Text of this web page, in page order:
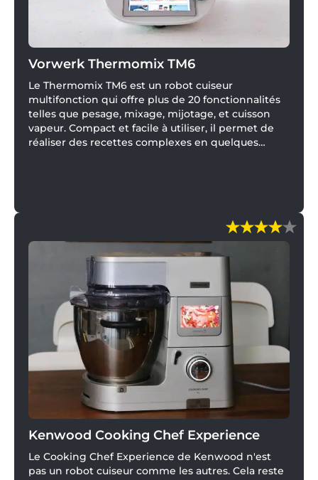
Vorwerk Thermomix TM6
Le Thermomix TM6 est un robot cuiseur
multifonction qui offre plus de 20 fonctionnalités
telles que pesage, mixage, mijotage, et cuisson
vapeur. Compact et facile à utiliser, il permet de
réaliser des recettes complexes en quelques
Kenwood Cooking Chef Experience
Le Cooking Chef Experience de Kenwood n'est
pas un robot cuiseur comme les autres. Cela reste